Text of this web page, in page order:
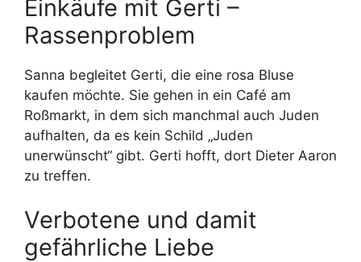
Einkäufe mit Gerti –
Rassenproblem
Sanna begleitet Gerti, die eine rosa Bluse
kaufen möchte. Sie gehen in ein Café am
Roßmarkt, in dem sich manchmal auch Juden
aufhalten, da es kein Schild „Juden
unerwünscht“ gibt. Gerti hofft, dort Dieter Aaron
zu treffen.
Verbotene und damit
gefährliche Liebe